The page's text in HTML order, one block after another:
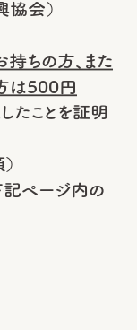
協会）
持ちの方、また
は500円
たことを証明
ページ内の